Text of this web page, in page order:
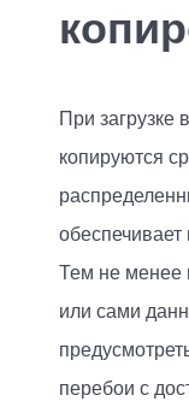
При
копируются
Тем не менее
или сами
перебои с